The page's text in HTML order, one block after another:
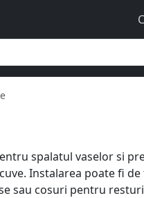
spalatul vaselor si
Instalarea poate fi
sau cosuri pentru